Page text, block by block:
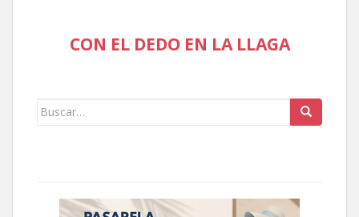
CON EL DEDO EN LA LLAGA
Buscar: